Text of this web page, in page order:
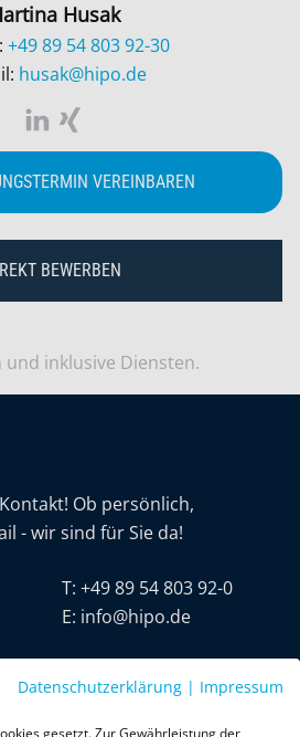
Husak
+49 89 54 803 92-30
husak@hipo.de
VEREINBAREN
BEWERBEN
inklusive Diensten.
Ob persönlich,
- wir sind für Sie da!
T: +49 89 54 803 92-0
E: info@hipo.de
Datenschutzerklärung | Impressum
gesetzt. Zur Gewährleistung der